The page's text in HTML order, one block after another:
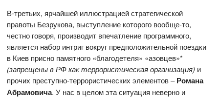
В-третьих, ярчайшей иллюстрацией стратегической
правоты Безрукова, выступление которого вообще-то,
честно говоря, производит впечатление программного,
является набор интриг вокруг предположительной поездки
в Киев присно памятного «благодетеля» «азовцев»*
(запрещены в РФ как террористическая организация) и
прочих преступно-террористических элементов –Романа
Абрамовича. У нас в целом эта ситуация неверно и